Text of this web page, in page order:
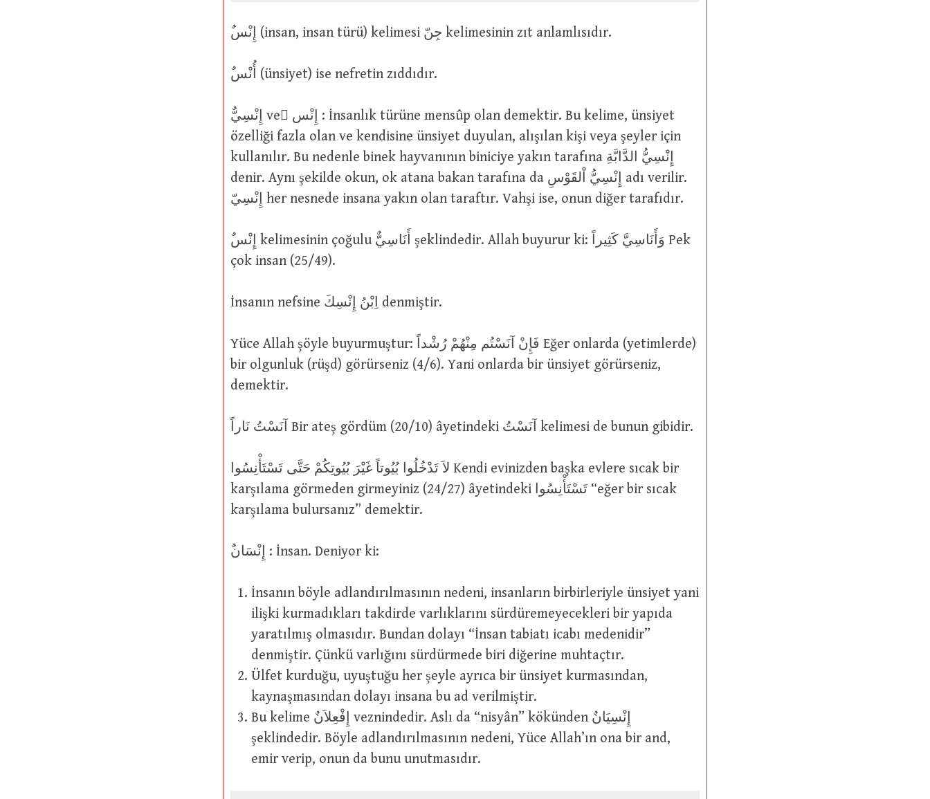
ٌإِنْس (insan, insan türü) kelimesi جِنّ kelimesinin zıt anlamlısıdır.
ٌأُنْس (ünsiyet) ise nefretin zıddıdır.
إِنْسِيٌّ ve ٌإِنْس : İnsanlık türüne mensûp olan demektir. Bu kelime, ünsiyet
özelliği fazla olan ve kendisine ünsiyet duyulan, alışılan kişi veya şeyler için
kullanılır. Bu nedenle binek hayvanının biniciye yakın tarafına إِنْسِيُّ الدَّابَّةِ
denir. Aynı şekilde okun, ok atana bakan tarafına da إِنْسِيُّ اْلقَوْسِ adı verilir.
إِنْسِيّ her nesnede insana yakın olan taraftır. Vahşi ise, onun diğer tarafıdır.
çok insan (25/49).
İnsanın nefsine اِبْنُ إِنْسِكَ denmiştir.
Yüce Allah şöyle buyurmuştur: فَإِنْ آنَسْتُم مِنْهُمْ رُشْداً Eğer onlarda (yetimlerde)
bir olgunluk (rüşd) görürseniz (4/6). Yani onlarda bir ünsiyet görürseniz,
demektir.
آنَسْتُ نَاراً Bir ateş gördüm (20/10) âyetindeki آنَسْتُ kelimesi de bunun gibidir.
لاَ تَدْخُلُوا بُيُوتاً غَيْرَ بُيُوتِكُمْ حَتَّى تَسْتَأْنِسُوا Kendi evinizden başka evlere sıcak bir
karşılama görmeden girmeyiniz (24/27) âyetindeki تَسْتَأْنِسُوا “eğer bir sıcak
karşılama bulursanız” demektir.
ٌإِنْسَان : İnsan. Deniyor ki:
İnsanın böyle adlandırılmasının nedeni, insanların birbirleriyle ünsiyet yani
ilişki kurmadıkları takdirde varlıklarını sürdüremeyecekleri bir yapıda
yaratılmış olmasıdır. Bundan dolayı “İnsan tabiatı icabı medenidir”
denmiştir. Çünkü varlığını sürdürmede biri diğerine muhtaçtır.
Ülfet kurduğu, uyuştuğu her şeyle ayrıca bir ünsiyet kurmasından,
kaynaşmasından dolayı insana bu ad verilmiştir.
Bu kelime إِفْعِلاَنٌ veznindedir. Aslı da “nisyân” kökünden إِنْسِيَانٌ
şeklindedir. Böyle adlandırılmasının nedeni, Yüce Allah’ın ona bir and,
emir verip, onun da bunu unutmasıdır.